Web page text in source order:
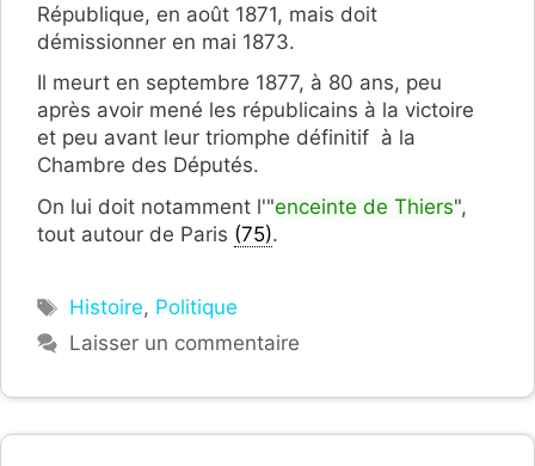
République, en août 1871, mais doit
démissionner en mai 1873.
Il meurt en septembre 1877, à 80 ans, peu
après avoir mené les républicains à la victoire
et peu avant leur triomphe définitif à la
Chambre des Députés.
On lui doit notamment l'"enceinte de Thiers",
tout autour de Paris (75).
Étiquettes
Histoire, Politique
Laisser un commentaire